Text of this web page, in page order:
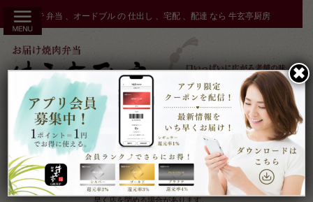
ツ
秋田市 で 弁当 、オードブル の 仕出し 、宅配 、配達 なら 牛玄亭厨房
受付：9時～17時 締切：前日15時まで
定休：元日 その他不定休
ケータリングやその他のご予約により
早く店を閉める場合があります。
✖︎